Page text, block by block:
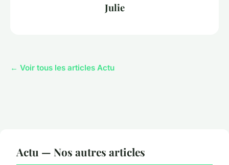
Julie
← Voir tous les articles Actu
Actu — Nos autres articles